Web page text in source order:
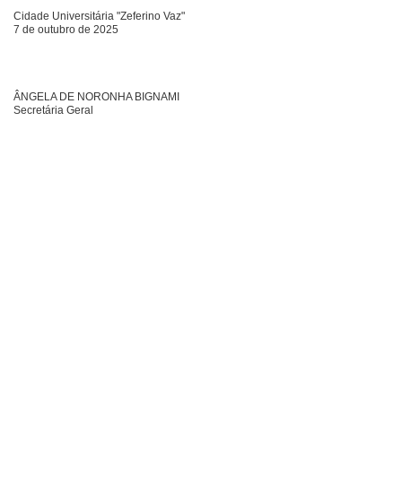
Cidade Universitária "Zeferino Vaz"
7 de outubro de 2025
ÂNGELA DE NORONHA BIGNAMI
Secretária Geral